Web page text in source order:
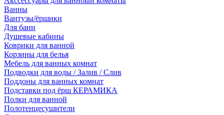
Ванны
Вантузы/ёршики
Для бани
Душевые кабины
Коврики для ванной
Корзины для белья
Мебель для ванных комнат
Подводки для воды / Залив / Слив
Поддоны для ванных комнат
Подставки под ёрш КЕРАМИКА
Полки для ванной
Полотенцесушители